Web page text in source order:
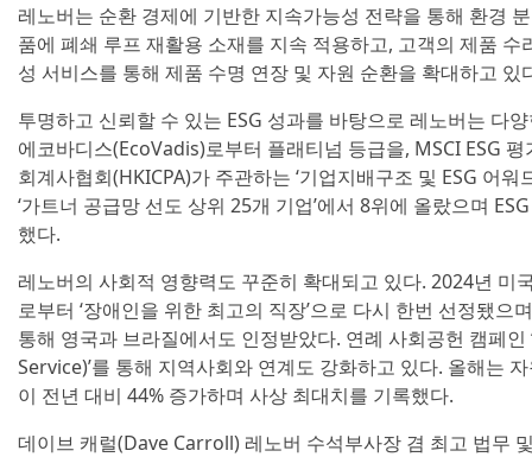
레노버는 순환 경제에 기반한 지속가능성 전략을 통해 환경
품에 폐쇄 루프 재활용 소재를 지속 적용하고, 고객의 제품 수
성 서비스를 통해 제품 수명 연장 및 자원 순환을 확대하고 있
투명하고 신뢰할 수 있는 ESG 성과를 바탕으로 레노버는 다
에코바디스(EcoVadis)로부터 플래티넘 등급을, MSCI ESG
회계사협회(HKICPA)가 주관하는 ‘기업지배구조 및 ESG 어
‘가트너 공급망 선도 상위 25개 기업’에서 8위에 올랐으며
했다.
레노버의 사회적 영향력도 꾸준히 확대되고 있다. 2024년
로부터 ‘장애인을 위한 최고의 직장’으로 다시 한번 선정됐으
통해 영국과 브라질에서도 인정받았다. 연례 사회공헌 캠페
Service)’를 통해 지역사회와 연계도 강화하고 있다. 올해는
이 전년 대비 44% 증가하며 사상 최대치를 기록했다.
데이브 캐럴(Dave Carroll) 레노버 수석부사장 겸 최고 법무